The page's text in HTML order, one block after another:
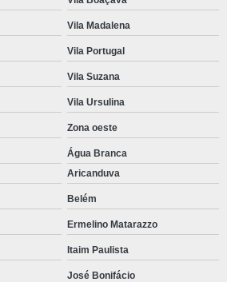
Vila Madalena
Vila Portugal
Vila Suzana
Vila Ursulina
Zona oeste
Água Branca
Aricanduva
Belém
Ermelino Matarazzo
Itaim Paulista
José Bonifácio